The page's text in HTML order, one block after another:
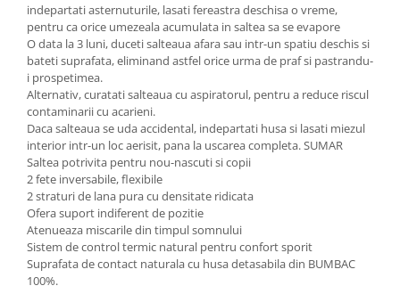
indepartati asternuturile, lasati fereastra deschisa o vreme,
pentru ca orice umezeala acumulata in saltea sa se evapore
O data la 3 luni, duceti salteaua afara sau intr-un spatiu deschis si
bateti suprafata, eliminand astfel orice urma de praf si pastrandu-
i prospetimea.
Alternativ, curatati salteaua cu aspiratorul, pentru a reduce riscul
contaminarii cu acarieni.
Daca salteaua se uda accidental, indepartati husa si lasati miezul
interior intr-un loc aerisit, pana la uscarea completa. SUMAR
Saltea potrivita pentru nou-nascuti si copii
2 fete inversabile, flexibile
2 straturi de lana pura cu densitate ridicata
Ofera suport indiferent de pozitie
Atenueaza miscarile din timpul somnului
Sistem de control termic natural pentru confort sporit
Suprafata de contact naturala cu husa detasabila din BUMBAC
100%.